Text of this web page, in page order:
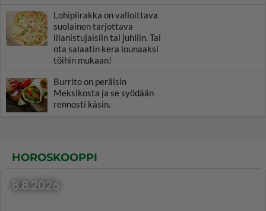
Lohipiirakka on valloittava
suolainen tarjottava
illanistujaisiin tai juhliin. Tai
ota salaatin kera lounaaksi
töihin mukaan!
Burrito on peräisin
Meksikosta ja se syödään
rennosti käsin.
HOROSKOOPPI
8.8.2026